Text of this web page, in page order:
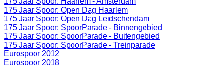
175 Jaar Spoor: Open Dag Haarlem
175 Jaar Spoor: Open Dag Leidschendam
175 Jaar Spoor: SpoorParade - Binnengebied
175 Jaar Spoor: SpoorParade - Buitengebied
175 Jaar Spoor: SpoorParade - Treinparade
Eurospoor 2012
Eurospoor 2018